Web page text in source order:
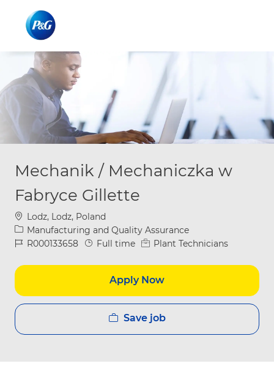
Mechanik / Mechaniczka w
Fabryce Gillette
Location
Lodz, Lodz, Poland
Category
Manufacturing and Quality Assurance
Job IdR000133658 Job Type
Full time Plant Technicians
Apply Now
Save job